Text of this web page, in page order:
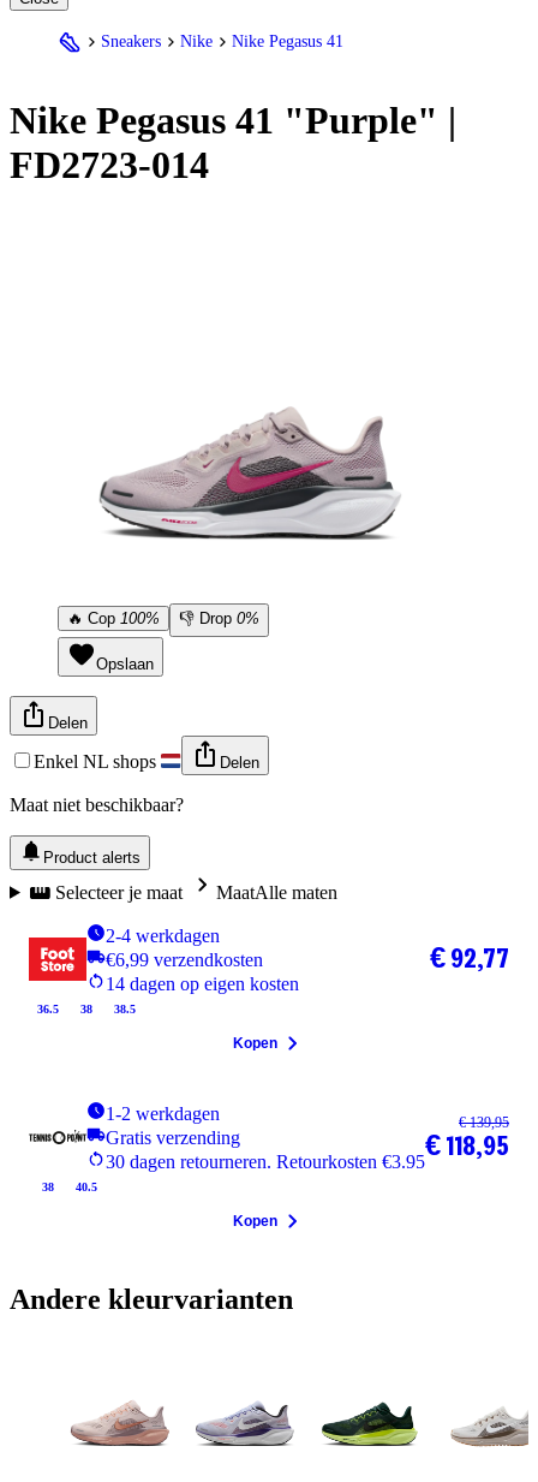
Sneakers Nike Nike Pegasus 41
Nike Pegasus 41 "Purple" |
FD2723-014
🔥 Cop 100% 👎 Drop 0%
Opslaan
Delen
Enkel NL shops Delen
Maat niet beschikbaar?
Product alerts
Selecteer je maat MaatAlle maten
2-4 werkdagen
€6,99 verzendkosten
14 dagen op eigen kosten
36.5 38 38.5
€ 92,77
Kopen
1-2 werkdagen
Gratis verzending
30 dagen retourneren. Retourkosten €3.95
38 40.5
€ 139,95
€ 118,95
Kopen
Andere kleurvarianten